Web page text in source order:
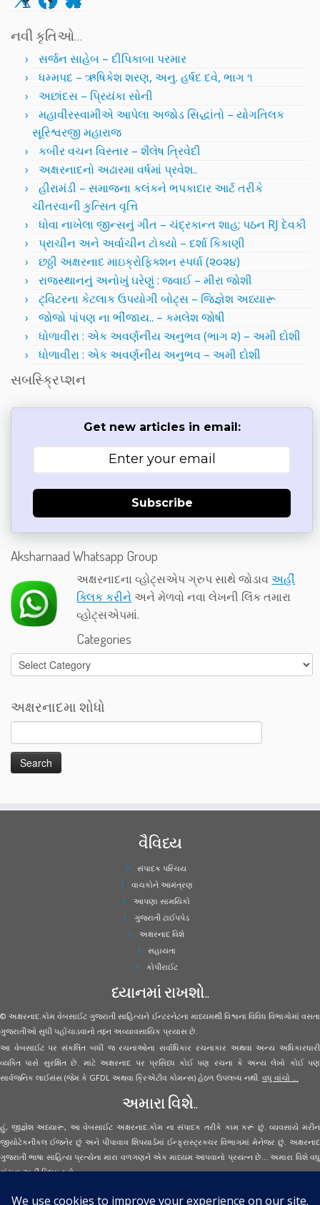
નવી કૃતિઓ…
સર્જન સાહેબ – દીપિકાબા પરમાર
ધમ્મપદ – ઋષિકેશ શરણ, અનુ. હર્ષદ દવે, ભાગ ૧
અછાંદસ – પ્રિયંકા સોની
મહાવીરસ્વામીએ આપેલા અજોડ સિદ્ધાંતો – યોગતિલક
સૂરિશ્વરજી મહારાજ
કબીર વચન વિસ્તાર – શૈલેષ ત્રિવેદી
અક્ષરનાદનો અઢારમા વર્ષમાં પ્રવેશ..
હીરામંડી – સમાજના કલંકને ભપકાદાર આર્ટ તરીકે
ચીતરવાની કુત્સિત વૃત્તિ
ધોવા નાખેલા જીન્સનું ગીત – ચંદ્રકાન્ત શાહ; પઠન RJ દેવકી
પ્રાચીન અને અર્વાચીન ટોક્યો – દર્શા કિકાણી
છઠ્ઠી અક્ષરનાદ માઇક્રોફિક્શન સ્પર્ધા (૨૦૨૪)
રાજસ્થાનનું અનોખું ઘરેણું : જવાઈ – મીરા જોશી
ટ્વિટરના કેટલાક ઉપયોગી બોટ્સ – જિજ્ઞેશ અધ્યારૂ
જોજો પાંપણ ના ભીંજાય.. – કમલેશ જોષી
ધોળાવીરા : એક અવર્ણનીય અનુભવ (ભાગ ૨) – અમી દોશી
ધોળાવીરા : એક અવર્ણનીય અનુભવ – અમી દોશી
સબસ્ક્રિપ્શન
Get new articles in email:
Subscribe
Aksharnaad Whatsapp Group
અક્ષરનાદના વ્હોટ્સએપ ગ્રુપ સાથે જોડાવઅહીં
ક્લિક કરીને અને મેળવો નવા લેખની લિંક તમારા
વ્હોટ્સએપમાં.
Categories
Categories
અક્ષરનાદમા શોધો
વૈવિધ્ય
સંપાદક પરિચય
વાચકોને આમંત્રણ
આપણા સામયિકો
ગુજરાતી ટાઈપપેડ
અક્ષરનાદ વિશે
સહાયતા
કોપીરાઈટ
ધ્યાનમાં રાખશો..
© અક્ષરનાદ.કોમ વેબસાઈટ ગુજરાતી સાહિત્યને ઈન્ટરનેટના માધ્યમથી વિશ્વના વિવિધ વિભાગોમાં વસતા
ગુજરાતીઓ સુધી પહોંચાડવાનો તદ્દન અવ્યાવસાયિક પ્રયાસ છે.
આ વેબસાઈટ પર સંકલિત બધી જ રચનાઓના સર્વાધિકાર રચનાકાર અથવા અન્ય અધિકારધારી
વ્યક્તિ પાસે સુરક્ષિત છે. માટે અક્ષરનાદ પર પ્રસિધ્ધ કોઈ પણ રચના કે અન્ય લેખો કોઈ પણ
સાર્વજનિક લાઈસંસ (જેમ કે GFDL અથવા ક્રિએટીવ કોમન્સ) હેઠળ ઉપલબ્ધ નથી. વધુ વાંચો ...
અમારા વિશે..
હું, જીજ્ઞેશ અધ્યારૂ, આ વેબસાઈટ અક્ષરનાદ.કોમ ના સંપાદક તરીકે કામ કરૂં છું. વ્યવસાયે મરીન
જીયોટેકનીકલ ઈજનેર છું અને પીપાવાવ શિપયાર્ડમાં ઈન્ફ્રાસ્ટ્રક્ચર વિભાગમાં મેનેજર છું. અક્ષરનાદ
ગુજરાતી ભાષા સાહિત્ય પ્રત્યેના મારા વળગણને એક માધ્યમ આપવાનો પ્રયત્ન છે... અમારા વિશે વધુ
વાંચવાઅહીં ક્લિક કરો...
Secured Site Assurance